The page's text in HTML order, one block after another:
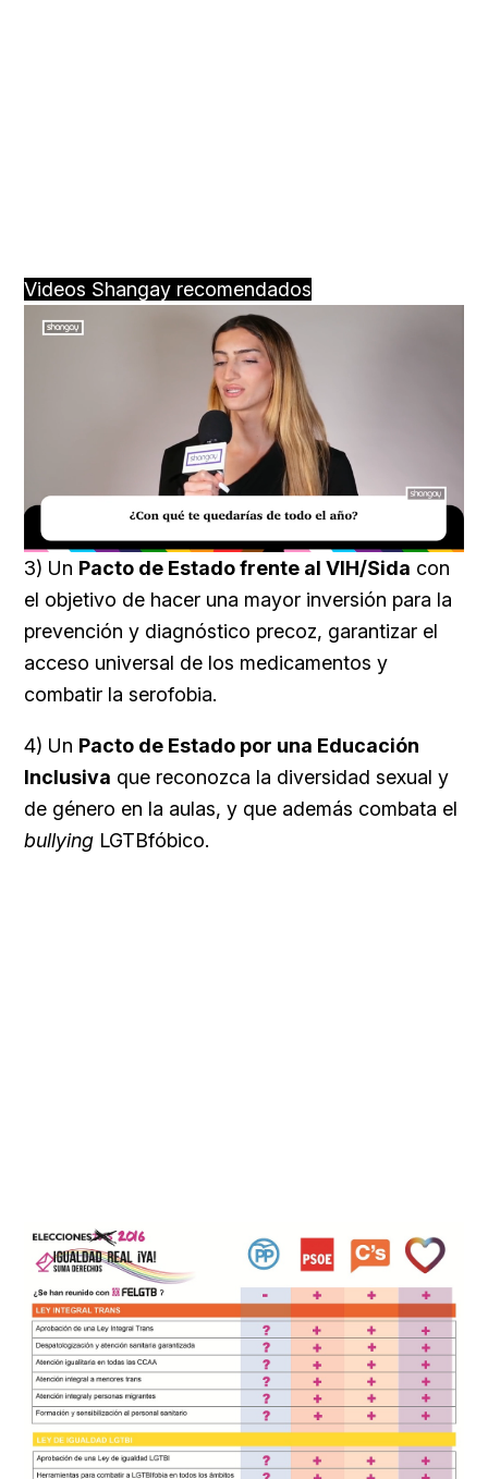
Videos Shangay recomendados
Unmute Loaded:
39.56%
3) Un Pacto de Estado frente al VIH/Sida con
el objetivo de hacer una mayor inversión para la
prevención y diagnóstico precoz, garantizar el
acceso universal de los medicamentos y
combatir la serofobia.
4) Un Pacto de Estado por una Educación
Inclusiva que reconozca la diversidad sexual y
de género en la aulas, y que además combata el
bullying LGTBfóbico.